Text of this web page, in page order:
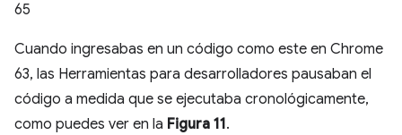
65
Cuando ingresabas en un código como este en Chrome
63, las Herramientas para desarrolladores pausaban el
código a medida que se ejecutaba cronológicamente,
como puedes ver en la Figura 11.